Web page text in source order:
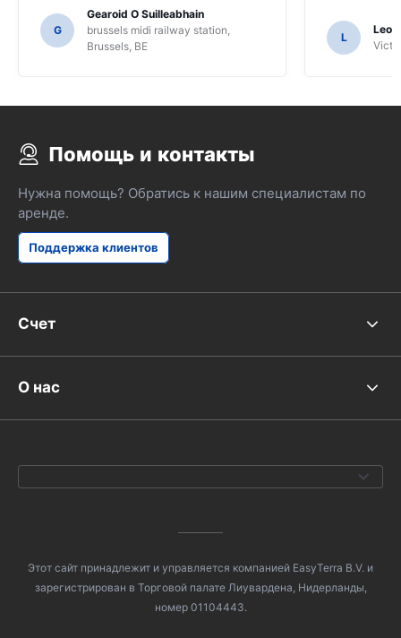
клиента. Мы должны были попросить
нескольких местных жителей для
руководства, и только для этого мы,
G
Gearoid O Suilleabhain
brussels midi railway station,
Brussels, BE
L
Помощь и контакты
Нужна помощь? Обратись к нашим специалистам по
аренде.
Поддержка клиентов
Счет
О нас
Этот сайт принадлежит и управляется компанией EasyTerra B.V. и
зарегистрирован в Торговой палате Лиувардена, Нидерланды,
номер 01104443.